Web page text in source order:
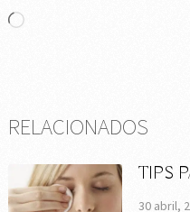
Cargando...
RELACIONADOS
TIPS
30 abril,